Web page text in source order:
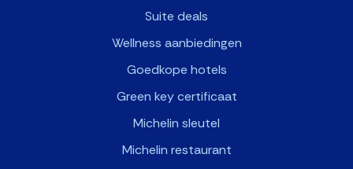
Suite deals
Wellness aanbiedingen
Goedkope hotels
Green key certificaat
Michelin sleutel
Michelin restaurant